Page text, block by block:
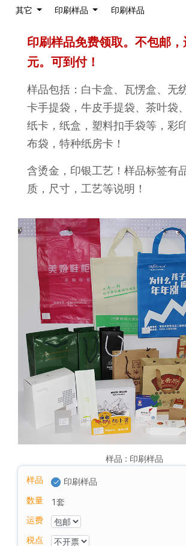
其它 印刷样品 印刷样品
印刷样品免费领取。不包邮
元。可到付！
样品包括：白卡盒、瓦愣盒、无
卡手提袋，牛皮手提袋、茶叶袋
纸卡，纸盒，塑料扣手袋等，彩
布袋，特种纸房卡！
含烫金，印银工艺！样品标签有
质，尺寸，工艺等说明！
样品 : 印刷样品
样品
印刷样品
数量
1套
运费
税点